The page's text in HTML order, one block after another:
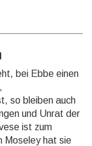
bei Ebbe einen
so bleiben auch
und Unrat der
ist zum
Moseley hat sie